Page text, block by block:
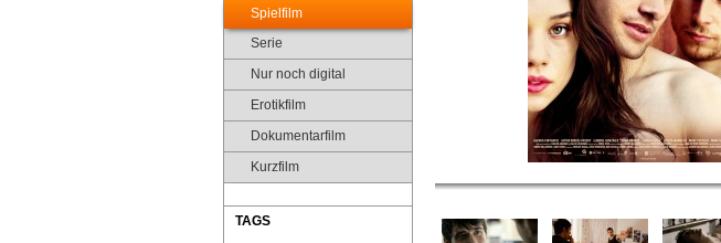
Spielfilm
Serie
Nur noch digital
Erotikfilm
Dokumentarfilm
Kurzfilm
TAGS